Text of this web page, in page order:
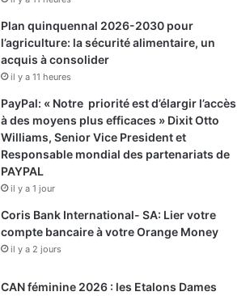
Plan quinquennal 2026-2030 pour
l’agriculture: la sécurité alimentaire, un
acquis à consolider
il y a 11 heures
PayPal: « Notre priorité est d’élargir l’accès
à des moyens plus efficaces » Dixit Otto
Williams, Senior Vice President et
Responsable mondial des partenariats de
PAYPAL
il y a 1 jour
Coris Bank International- SA: Lier votre
compte bancaire à votre Orange Money
il y a 2 jours
CAN féminine 2026 : les Etalons Dames